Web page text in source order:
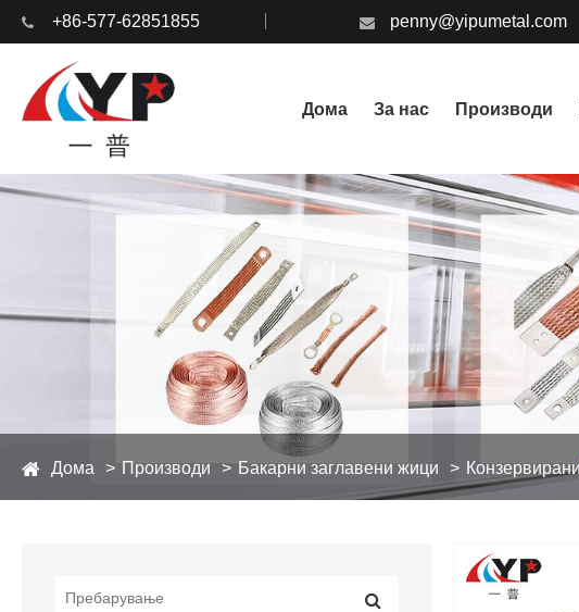
+86-577-62851855 penny@yipumetal.com
Дома За нас Производи
Дома Производи Бакарни заглавени жици